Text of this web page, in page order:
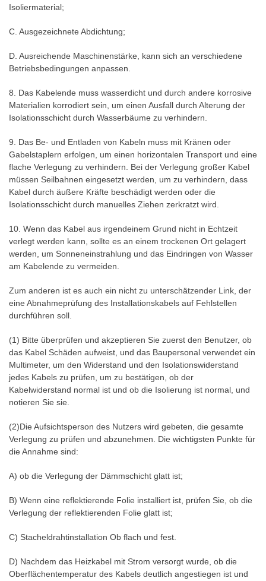
Isoliermaterial;
C. Ausgezeichnete Abdichtung;
D. Ausreichende Maschinenstärke, kann sich an verschiedene
Betriebsbedingungen anpassen.
8. Das Kabelende muss wasserdicht und durch andere korrosive
Materialien korrodiert sein, um einen Ausfall durch Alterung der
Isolationsschicht durch Wasserbäume zu verhindern.
9. Das Be- und Entladen von Kabeln muss mit Kränen oder
Gabelstaplern erfolgen, um einen horizontalen Transport und eine
flache Verlegung zu verhindern. Bei der Verlegung großer Kabel
müssen Seilbahnen eingesetzt werden, um zu verhindern, dass
Kabel durch äußere Kräfte beschädigt werden oder die
Isolationsschicht durch manuelles Ziehen zerkratzt wird.
10. Wenn das Kabel aus irgendeinem Grund nicht in Echtzeit
verlegt werden kann, sollte es an einem trockenen Ort gelagert
werden, um Sonneneinstrahlung und das Eindringen von Wasser
am Kabelende zu vermeiden.
Zum anderen ist es auch ein nicht zu unterschätzender Link, der
eine Abnahmeprüfung des Installationskabels auf Fehlstellen
durchführen soll.
(1) Bitte überprüfen und akzeptieren Sie zuerst den Benutzer, ob
das Kabel Schäden aufweist, und das Baupersonal verwendet ein
Multimeter, um den Widerstand und den Isolationswiderstand
jedes Kabels zu prüfen, um zu bestätigen, ob der
Kabelwiderstand normal ist und ob die Isolierung ist normal, und
notieren Sie sie.
(2)Die Aufsichtsperson des Nutzers wird gebeten, die gesamte
Verlegung zu prüfen und abzunehmen. Die wichtigsten Punkte für
die Annahme sind:
A) ob die Verlegung der Dämmschicht glatt ist;
B) Wenn eine reflektierende Folie installiert ist, prüfen Sie, ob die
Verlegung der reflektierenden Folie glatt ist;
C) Stacheldrahtinstallation Ob flach und fest.
D) Nachdem das Heizkabel mit Strom versorgt wurde, ob die
Oberflächentemperatur des Kabels deutlich angestiegen ist und